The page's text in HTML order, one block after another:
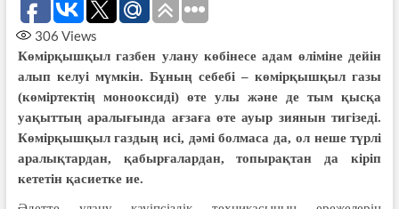
306 Views
Көмірқышқыл газбен улану көбінесе адам өліміне дейін
алып келуі мүмкін. Бұның себебі – көмірқышқыл газы
(көміртектің монооксиді) өте улы және де тым қысқа
уақыттың аралығында ағзаға өте ауыр зиянын тигізеді.
Көмірқышқыл газдың исі, дәмі болмаса да, ол неше түрлі
аралықтардан, қабырғалардан, топырақтан да кіріп
кететін қасиетке ие.